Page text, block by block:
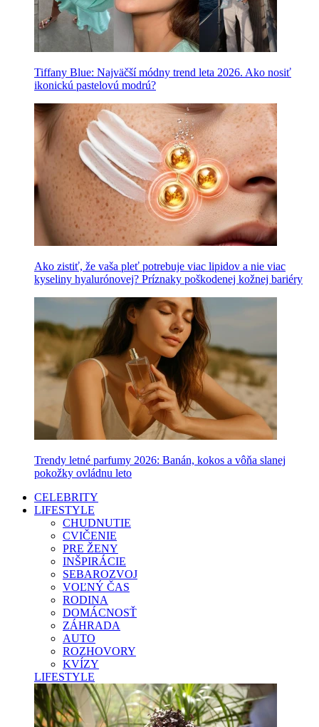
Tiffany Blue: Najväčší módny trend leta 2026. Ako nosiť
ikonickú pastelovú modrú?
Ako zistiť, že vaša pleť potrebuje viac lipidov a nie viac
kyseliny hyalurónovej? Príznaky poškodenej kožnej bariéry
Trendy letné parfumy 2026: Banán, kokos a vôňa slanej
pokožky ovládnu leto
CELEBRITY
LIFESTYLE
CHUDNUTIE
CVIČENIE
PRE ŽENY
INŠPIRÁCIE
SEBAROZVOJ
VOĽNÝ ČAS
RODINA
DOMÁCNOSŤ
ZÁHRADA
AUTO
ROZHOVORY
KVÍZY
LIFESTYLE